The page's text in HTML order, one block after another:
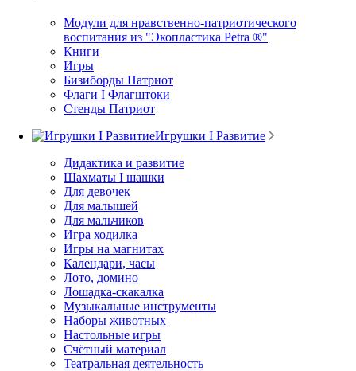
Модули для нравственно-патриотического
воспитания из "Экопластика Petra ®"
Книги
Игры
Бизиборды Патриот
Флаги I Флагштоки
Стенды Патриот
Игрушки I Развитие
Дидактика и развитие
Шахматы I шашки
Для девочек
Для малышей
Для мальчиков
Игра ходилка
Игры на магнитах
Календари, часы
Лото, домино
Лошадка-скакалка
Музыкальные инструменты
Наборы животных
Настольные игры
Счётный материал
Театральная деятельность